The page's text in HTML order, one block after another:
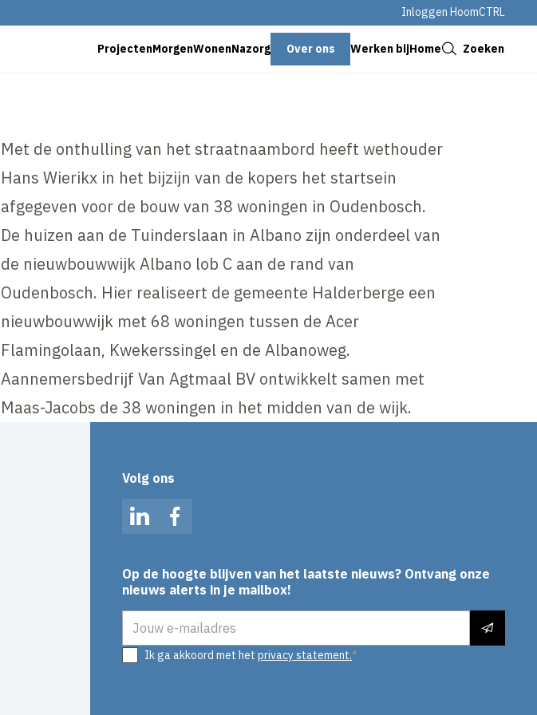
Inloggen HoomCTRL
ProjectenMorgenWonenNazorg Over ons Werken bijHome Zoeken
Met de onthulling van het straatnaambord heeft wethouder
Hans Wierikx in het bijzijn van de kopers het startsein
afgegeven voor de bouw van 38 woningen in Oudenbosch.
De huizen aan de Tuinderslaan in Albano zijn onderdeel van
de nieuwbouwwijk Albano lob C aan de rand van
Oudenbosch. Hier realiseert de gemeente Halderberge een
nieuwbouwwijk met 68 woningen tussen de Acer
Flamingolaan, Kwekerssingel en de Albanoweg.
Aannemersbedrijf Van Agtmaal BV ontwikkelt samen met
Maas-Jacobs de 38 woningen in het midden van de wijk.
Volg ons
LinkedInFacebook
Op de hoogte blijven van het laatste nieuws? Ontvang onze
nieuws alerts in je mailbox!
Ik ga akkoord met het privacy statement.
Sluiten